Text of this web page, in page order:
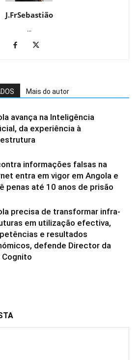
J.FrSebastião
...
Mais do autor
avança na Inteligência
da experiência à
informações falsas na
entra em vigor em Angola e
penas até 10 anos de prisão
precisa de transformar infra-
em utilização efectiva,
e resultados
defende Director da
Cognito